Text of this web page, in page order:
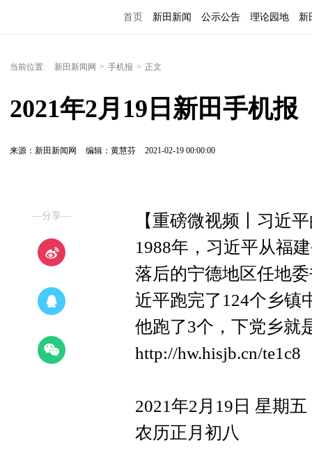
首页 新田新闻 公示公告 理论园地 新
当前位置: 新田新闻网 > 手机报 > 正文
2021年2月19日新田手机报
来源：新田新闻网 编辑：黄慧芬 2021-02-19 00:00:00
—分享—
【重磅微视频丨习近
1988年，习近平从福
落后的宁德地区任地
近平跑完了124个乡镇
他跑了3个，下党乡就
http://hw.hisjb.cn/te1c8
2021年2月19日 星期五
农历正月初八